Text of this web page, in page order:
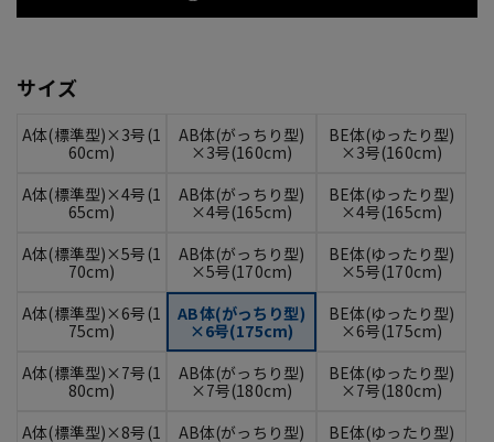
サイズ
A体(標準型)×3号(1
60cm)
AB体(がっちり型)
×3号(160cm)
BE体(ゆったり型)
×3号(160cm)
A体(標準型)×4号(1
65cm)
AB体(がっちり型)
×4号(165cm)
BE体(ゆったり型)
×4号(165cm)
A体(標準型)×5号(1
70cm)
AB体(がっちり型)
×5号(170cm)
BE体(ゆったり型)
×5号(170cm)
A体(標準型)×6号(1
75cm)
AB体(がっちり型)
×6号(175cm)
BE体(ゆったり型)
×6号(175cm)
A体(標準型)×7号(1
80cm)
AB体(がっちり型)
×7号(180cm)
BE体(ゆったり型)
×7号(180cm)
A体(標準型)×8号(1
AB体(がっちり型)
BE体(ゆったり型)